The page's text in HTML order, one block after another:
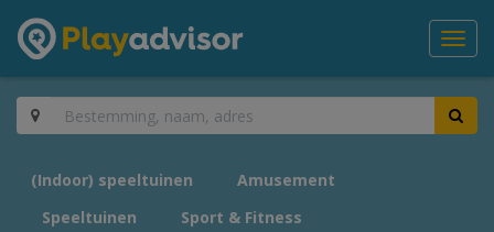
(Indoor) speeltuinen
Amusement
Speeltuinen
Sport & Fitness